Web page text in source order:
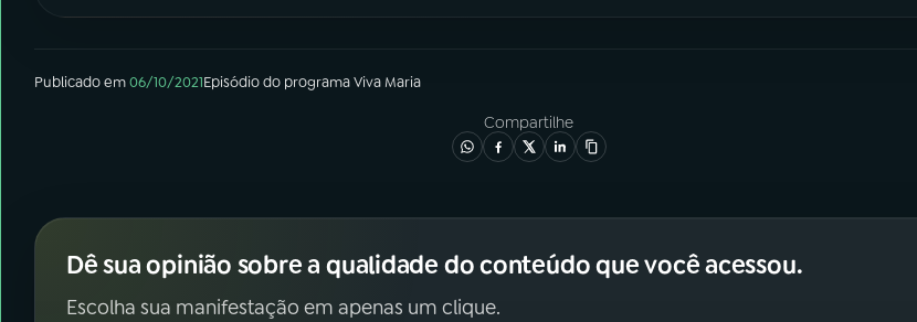
Publicado em06/10/2021Episódiodo programaViva Maria
Compartilhe
Dê sua opinião sobre a qualidade do conteúdo que você acessou.
Escolha sua manifestação em apenas um clique.